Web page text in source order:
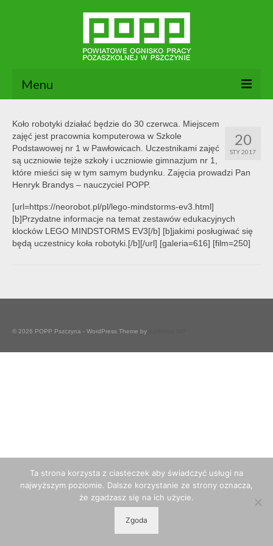
Menu
O nas
Dokumenty POPP
Zajęcia
Kontakt
BIP
20
STY 2017
Koło robotyki działać będzie do 30 czerwca. Miejscem
zajęć jest pracownia komputerowa w Szkole
Podstawowej nr 1 w Pawłowicach. Uczestnikami zajęć
są uczniowie tejże szkoły i uczniowie gimnazjum nr 1,
które mieści się w tym samym budynku. Zajęcia prowadzi Pan
Henryk Brandys – nauczyciel POPP.
[url=https://neorobot.pl/pl/lego-mindstorms-ev3.html]
[b]Przydatne informacje na temat zestawów edukacyjnych
klocków LEGO MINDSTORMS EV3[/b] [b]jakimi posługiwać się
będą uczestnicy koła robotyki.[/b][/url] [galeria=616] [film=250]
© 2026 POPP Pszczyna - WordPress Theme by
Ta strona korzysta z ciasteczek aby świadczyć usługi na
najwyższym poziomie. Dalsze korzystanie ze strony oznacza,
że zgadzasz się na ich użycie.
Zgoda